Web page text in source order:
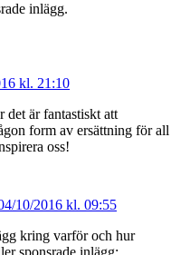
inlägg.
kl. 21:10
det är fantastiskt att
form av ersättning för all
oss!
10/2016 kl. 09:55
kring varför och hur